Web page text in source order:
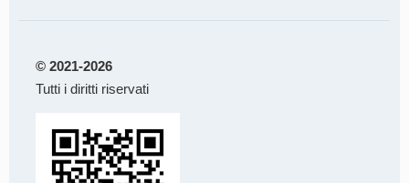
© 2021-2026
Tutti i diritti riservati